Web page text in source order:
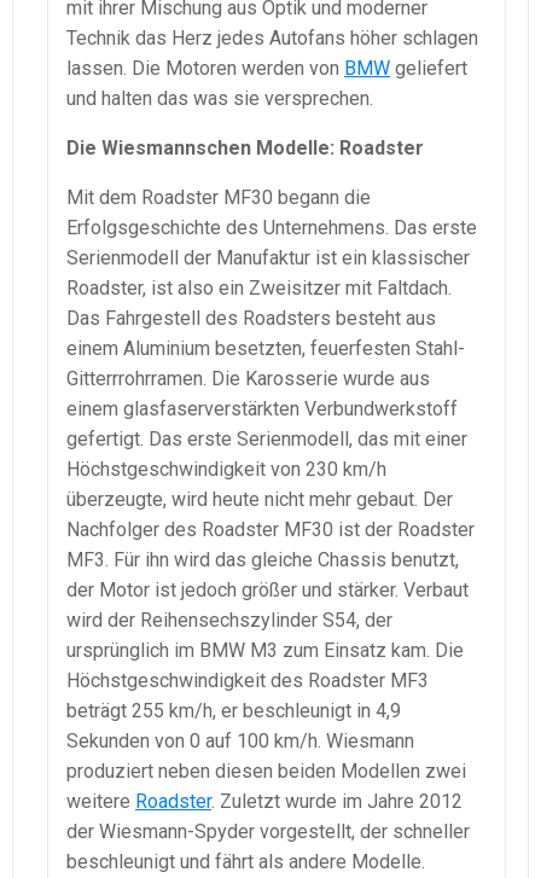
mit ihrer Mischung aus Optik und moderner
Technik das Herz jedes Autofans höher schlagen
lassen. Die Motoren werden von BMW geliefert
und halten das was sie versprechen.
Die Wiesmannschen Modelle: Roadster
Mit dem Roadster MF30 begann die
Erfolgsgeschichte des Unternehmens. Das erste
Serienmodell der Manufaktur ist ein klassischer
Roadster, ist also ein Zweisitzer mit Faltdach.
Das Fahrgestell des Roadsters besteht aus
einem Aluminium besetzten, feuerfesten Stahl-
Gitterrrohrramen. Die Karosserie wurde aus
einem glasfaserverstärkten Verbundwerkstoff
gefertigt. Das erste Serienmodell, das mit einer
Höchstgeschwindigkeit von 230 km/h
überzeugte, wird heute nicht mehr gebaut. Der
Nachfolger des Roadster MF30 ist der Roadster
MF3. Für ihn wird das gleiche Chassis benutzt,
der Motor ist jedoch größer und stärker. Verbaut
wird der Reihensechszylinder S54, der
ursprünglich im BMW M3 zum Einsatz kam. Die
Höchstgeschwindigkeit des Roadster MF3
beträgt 255 km/h, er beschleunigt in 4,9
Sekunden von 0 auf 100 km/h. Wiesmann
produziert neben diesen beiden Modellen zwei
weitere Roadster. Zuletzt wurde im Jahre 2012
der Wiesmann-Spyder vorgestellt, der schneller
beschleunigt und fährt als andere Modelle.